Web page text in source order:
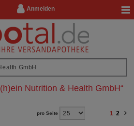
Anmelden
Nutrition & Health GmbH“
pro Seite 1 2